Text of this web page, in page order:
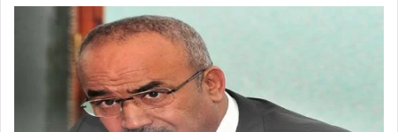
د
ا
إ
ل
ك